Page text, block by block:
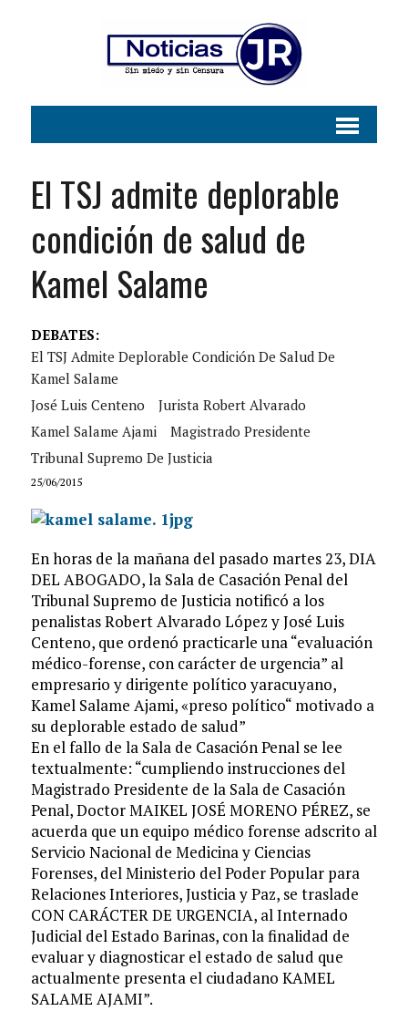
El TSJ admite deplorable
condición de salud de
Kamel Salame
DEBATES:
El TSJ Admite Deplorable Condición De Salud De
Kamel Salame
José Luis Centeno
Jurista Robert Alvarado
Kamel Salame Ajami
Magistrado Presidente
Tribunal Supremo De Justicia
25/06/2015
En horas de la mañana del pasado martes 23, DIA
DEL ABOGADO, la Sala de Casación Penal del
Tribunal Supremo de Justicia notificó a los
penalistas Robert Alvarado López y José Luis
Centeno, que ordenó practicarle una “evaluación
médico-forense, con carácter de urgencia” al
empresario y dirigente político yaracuyano,
Kamel Salame Ajami, «preso político“ motivado a
su deplorable estado de salud”
En el fallo de la Sala de Casación Penal se lee
textualmente: “cumpliendo instrucciones del
Magistrado Presidente de la Sala de Casación
Penal, Doctor MAIKEL JOSÉ MORENO PÉREZ, se
acuerda que un equipo médico forense adscrito al
Servicio Nacional de Medicina y Ciencias
Forenses, del Ministerio del Poder Popular para
Relaciones Interiores, Justicia y Paz, se traslade
CON CARÁCTER DE URGENCIA, al Internado
Judicial del Estado Barinas, con la finalidad de
evaluar y diagnosticar el estado de salud que
actualmente presenta el ciudadano KAMEL
SALAME AJAMI”.